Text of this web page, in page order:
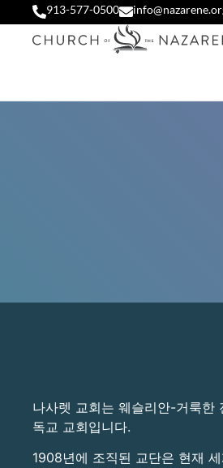
913-577-0500
나사렛 교회는 웨슬리안-거룩한
독교 교회입니다.
1908년에 조직된 교단은 현재